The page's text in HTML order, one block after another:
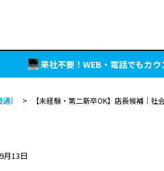
来社不要！WEB・電話でもカウ
） > 【未経験・第二新卒OK】店長候補｜
月13日